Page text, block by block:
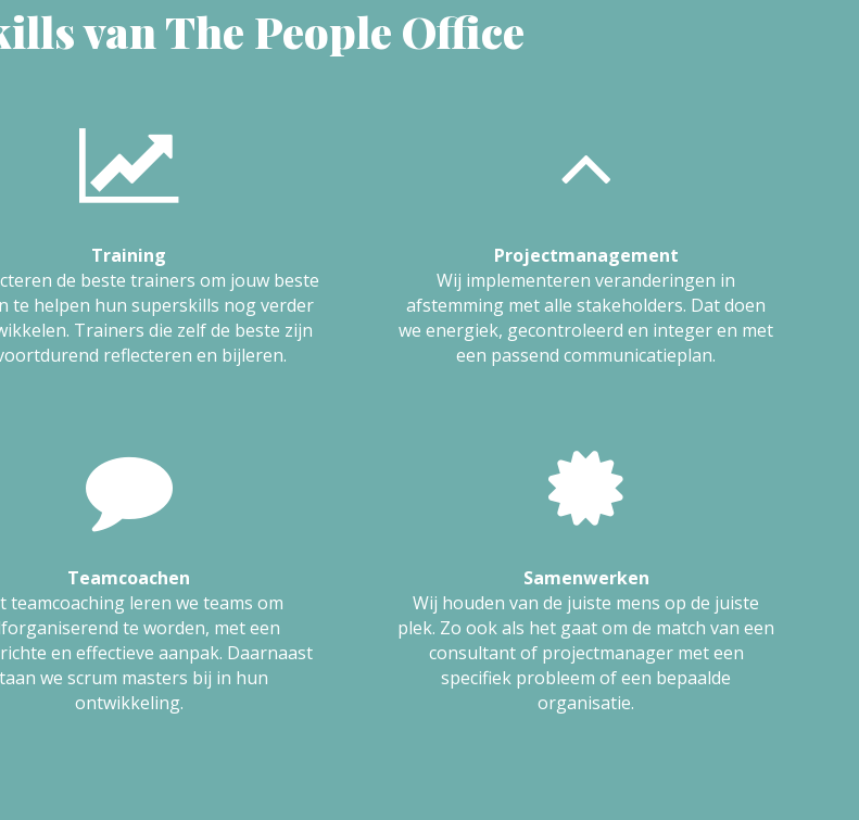
van The People Office
Training
de beste trainers om jouw beste
te helpen hun superskills nog verder
Trainers die zelf de beste zijn
reflecteren en bijleren.
Projectmanagement
Wij implementeren veranderingen in
afstemming met alle stakeholders. Dat doen
we energiek, gecontroleerd en integer en met
een passend communicatieplan.
Teamcoachen
teamcoaching leren we teams om
te worden, met een
en effectieve aanpak. Daarnaast
we scrum masters bij in hun
ontwikkeling.
Samenwerken
Wij houden van de juiste mens op de juiste
plek. Zo ook als het gaat om de match van een
consultant of projectmanager met een
specifiek probleem of een bepaalde
organisatie.